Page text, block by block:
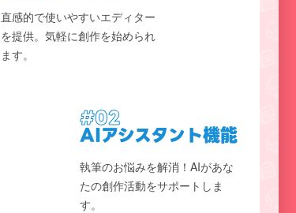
直感的で使いやすいエディター
を提供。気軽に創作を始められ
ます。
#02
AIアシスタント機能
執筆のお悩みを解消！AIがあな
たの創作活動をサポートしま
す。